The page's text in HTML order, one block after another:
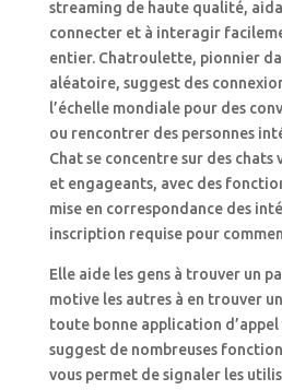
streaming de haute qualité,
connecter et à interagir
entier. Chatroulette, pionnier
aléatoire, suggest des
l’échelle mondiale pour des
ou rencontrer des personnes
Chat se concentre sur des
et engageants, avec des
mise en correspondance des
inscription requise pour
Elle aide les gens à trouver un
motive les autres à en trouver
toute bonne application
suggest de nombreuses
vous permet de signaler les